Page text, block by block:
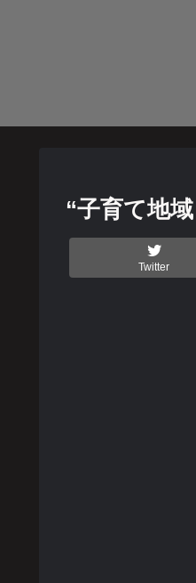
“子育て地
Twitter